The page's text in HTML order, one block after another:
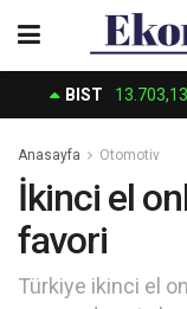
BIST 13.703,13
Anasayfa Otomotiv
İkinci el
favori
Türkiye ikinci el